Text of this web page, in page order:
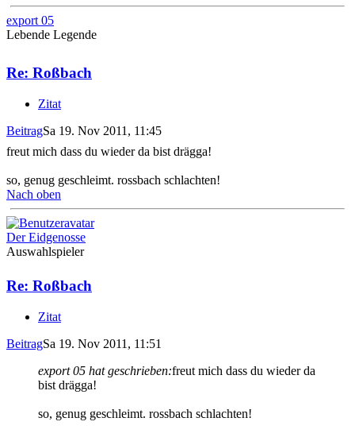
export 05
Lebende Legende
Re: Roßbach
Zitat
BeitragSa 19. Nov 2011, 11:45
freut mich dass du wieder da bist drägga!
so, genug geschleimt. rossbach schlachten!
Nach oben
Der Eidgenosse
Auswahlspieler
Re: Roßbach
Zitat
BeitragSa 19. Nov 2011, 11:51
export 05 hat geschrieben:freut mich dass du wieder da
bist drägga!
so, genug geschleimt. rossbach schlachten!